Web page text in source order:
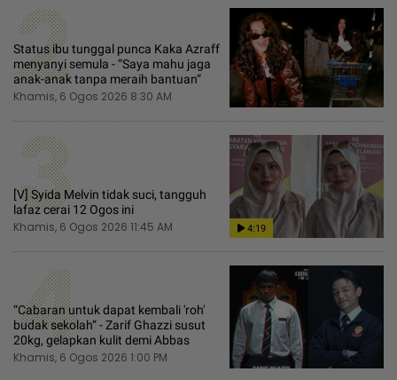
2
Status ibu tunggal punca Kaka Azraff
menyanyi semula - “Saya mahu jaga
anak-anak tanpa meraih bantuan“
Khamis, 6 Ogos 2026 8:30 AM
3
[V] Syida Melvin tidak suci, tangguh
lafaz cerai 12 Ogos ini
Khamis, 6 Ogos 2026 11:45 AM 4:19
4
“Cabaran untuk dapat kembali 'roh'
budak sekolah“ - Zarif Ghazzi susut
20kg, gelapkan kulit demi Abbas
Khamis, 6 Ogos 2026 1:00 PM